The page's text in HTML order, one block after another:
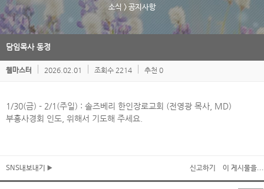
소식 > 공지사항
담임목사 동정
웹마스터 2026.02.01 조회수 2214 추천 0
1/30(금) - 2/1(주일) : 솔즈베리 한인장로교회 (전영광 목사, MD)
부흥사경회 인도, 위해서 기도해 주세요.
SNS내보내기 신고하기 이 게시물을...